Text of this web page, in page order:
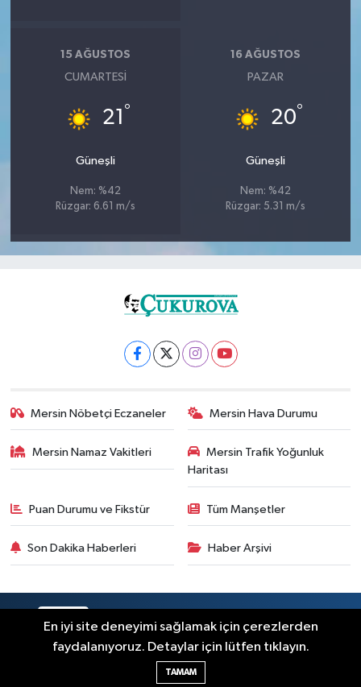
15 AĞUSTOS
CUMARTESI
21 °
Güneşli
Nem: %42
Rüzgar: 6.61 m/s
16 AĞUSTOS
PAZAR
20°
Güneşli
Nem: %42
Rüzgar: 5.31 m/s
Mersin Nöbetçi Eczaneler Mersin Hava Durumu
Mersin Namaz Vakitleri
Mersin Trafik Yoğunluk
Haritası
Puan Durumu ve Fikstür Tüm Manşetler
Son Dakika Haberleri Haber Arşivi
Haber Yazılımı:
En iyi site deneyimi sağlamak için çerezlerden
faydalanıyoruz. Detaylar için lütfen tıklayın.
TAMAM